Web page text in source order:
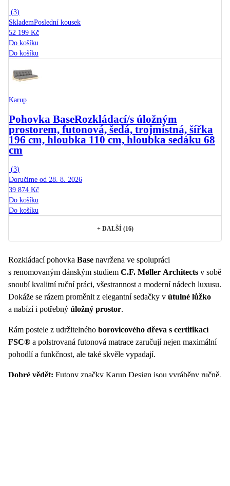
(3)
SklademPoslední kousek
52 199 Kč
Do košíku
Do košíku
Karup
Pohovka BaseRozkládací/s úložným
prostorem, futonová, šedá, trojmístná, šířka
196 cm, hloubka 110 cm, hloubka sedáku 68
cm
(3)
Doručíme od 28. 8. 2026
39 874 Kč
Do košíku
Do košíku
+ DALŠÍ (16)
Rozkládací pohovka Base navržena ve spolupráci
s renomovaným dánským studiem C.F. Møller Architects v sobě
snoubí kvalitní ruční práci, všestrannost a moderní nádech luxusu.
Dokáže se rázem proměnit z elegantní sedačky v útulné lůžko
a nabízí i potřebný úložný prostor.
Rám postele z udržitelného borovicového dřeva s certifikací
FSC® a polstrovaná futonová matrace zaručují nejen maximální
pohodlí a funkčnost, ale také skvěle vypadají.
Dobré vědět: Futony značky Karup Design jsou vyráběny ručně,